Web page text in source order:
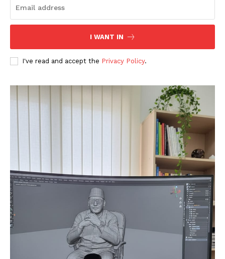
Magazine PRO
SUBSCRIBE NOW
I WANT IN
I've read and accept the Privacy Policy.